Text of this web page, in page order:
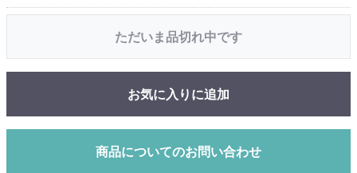
ただいま品切れ中です
お気に入りに追加
商品についてのお問い合わせ